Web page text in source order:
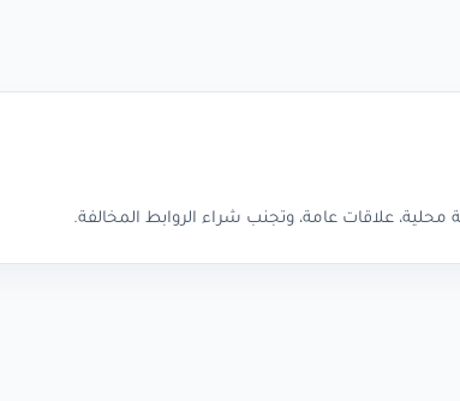
علاقات عامة، وتجنب شراء الروابط المخالفة.